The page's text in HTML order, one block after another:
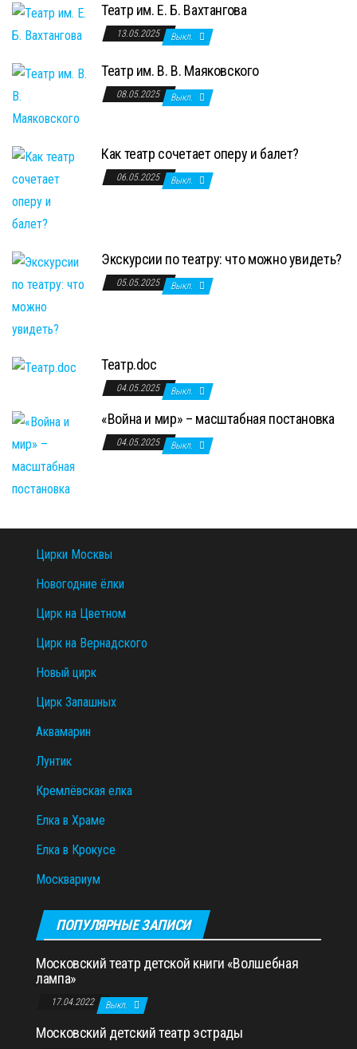
Театр им. Е. Б. Вахтангова
13.05.2025 Выкл.
Театр им. В. В. Маяковского
08.05.2025 Выкл.
Как театр сочетает оперу и балет?
06.05.2025 Выкл.
Экскурсии по театру: что можно увидеть?
05.05.2025 Выкл.
Театр.doc
04.05.2025 Выкл.
«Война и мир» – масштабная постановка
04.05.2025 Выкл.
Цирки Москвы
Новогодние ёлки
Цирк на Цветном
Цирк на Вернадского
Новый цирк
Цирк Запашных
Аквамарин
Лунтик
Кремлёвская елка
Елка в Храме
Елка в Крокусе
Москвариум
ПОПУЛЯРНЫЕ ЗАПИСИ
Московский театр детской книги «Волшебная
лампа»
17.04.2022 Выкл.
Московский детский театр эстрады